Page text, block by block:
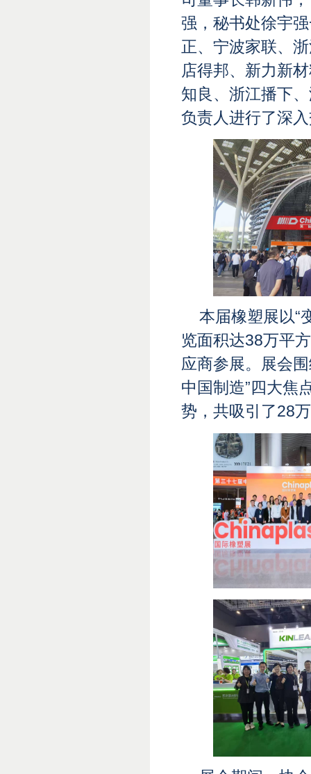
强，秘书处徐宇
正、宁波家联、
店得邦、新力新
知良、浙江播下
负责人进行了深
本届橡塑展以“
览面积达38万平
应商参展。展会围
中国制造”四大焦
势，共吸引了28